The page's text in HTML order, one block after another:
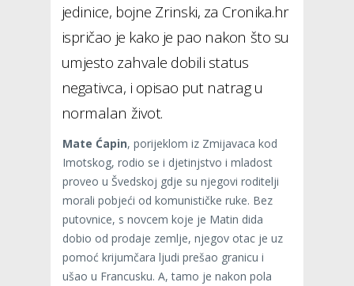
jedinice, bojne Zrinski, za Cronika.hr
ispričao je kako je pao nakon što su
umjesto zahvale dobili status
negativca, i opisao put natrag u
normalan život.
Mate Ćapin, porijeklom iz Zmijavaca kod
Imotskog, rodio se i djetinjstvo i mladost
proveo u Švedskoj gdje su njegovi roditelji
morali pobjeći od komunističke ruke. Bez
putovnice, s novcem koje je Matin dida
dobio od prodaje zemlje, njegov otac je uz
pomoć krijumčara ljudi prešao granicu i
ušao u Francusku. A, tamo je nakon pola